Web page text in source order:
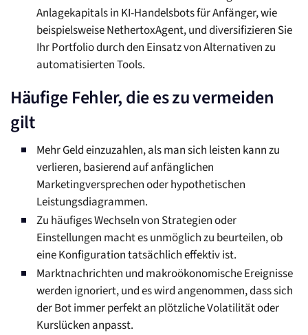
Anlagekapitals in KI-Handelsbots für Anfänger, wie
beispielsweise NethertoxAgent, und diversifizieren Sie
Ihr Portfolio durch den Einsatz von Alternativen zu
automatisierten Tools.
Häufige Fehler, die es zu vermeiden
gilt
Mehr Geld einzuzahlen, als man sich leisten kann zu
verlieren, basierend auf anfänglichen
Marketingversprechen oder hypothetischen
Leistungsdiagrammen.
Zu häufiges Wechseln von Strategien oder
Einstellungen macht es unmöglich zu beurteilen, ob
eine Konfiguration tatsächlich effektiv ist.
Marktnachrichten und makroökonomische Ereignisse
werden ignoriert, und es wird angenommen, dass sich
der Bot immer perfekt an plötzliche Volatilität oder
Kurslücken anpasst.